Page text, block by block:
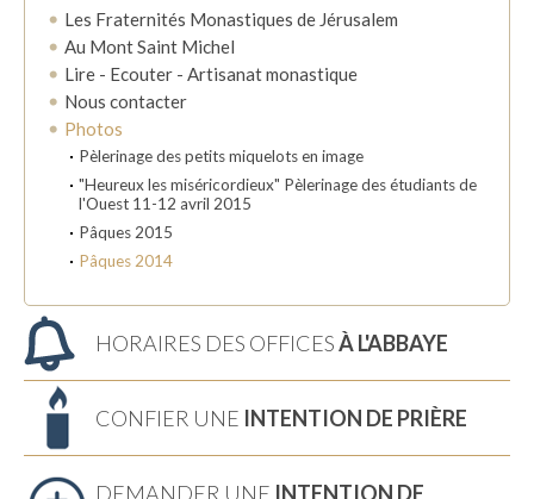
Les Fraternités Monastiques de Jérusalem
Au Mont Saint Michel
Lire - Ecouter - Artisanat monastique
Nous contacter
Photos
Pèlerinage des petits miquelots en image
"Heureux les miséricordieux" Pèlerinage des étudiants de
l'Ouest 11-12 avril 2015
Pâques 2015
Pâques 2014
HORAIRES DES OFFICESÀ L'ABBAYE
CONFIER UNE INTENTION DE PRIÈRE
DEMANDER UNE INTENTION DE